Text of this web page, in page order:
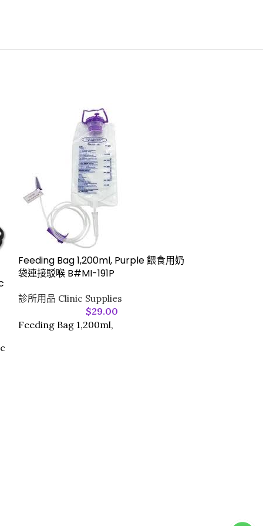
Feeding Bag 1,200ml, Purple 餵食用奶
袋連接駁喉 B#MI-191P
診所用品 Clinic Supplies
$29.00
Feeding Bag 1,200ml,
型號符合